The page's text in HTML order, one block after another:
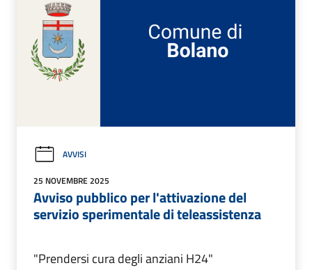
AVVISI
25 NOVEMBRE 2025
Avviso pubblico per l'attivazione del
servizio sperimentale di teleassistenza
"Prendersi cura degli anziani H24"